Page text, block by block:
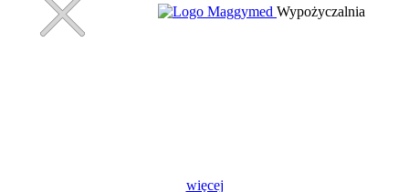
Wypożyczalnia
więcej